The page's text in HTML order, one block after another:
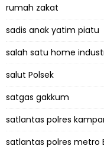
rumah zakat
sadis anak yatim piatu
salah satu home
salut Polsek
satgas gakkum
satlantas polres
satlantas polres metro